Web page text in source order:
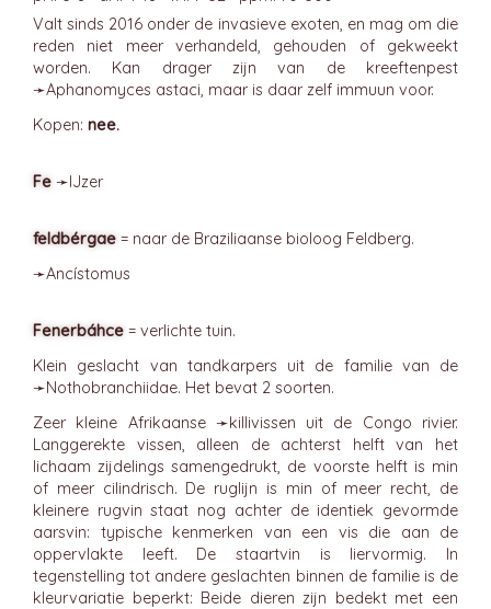
Valt sinds 2016 onder de invasieve exoten, en mag om die
reden niet meer verhandeld, gehouden of gekweekt
worden. Kan drager zijn van de kreeftenpest
➛Aphanomyces astaci, maar is daar zelf immuun voor.
Kopen: nee.
Fe ➛IJzer
feldbérgae = naar de Braziliaanse bioloog Feldberg.
➛Ancístomus
Fenerbáhce = verlichte tuin.
Klein geslacht van tandkarpers uit de familie van de
➛Nothobranchiidae. Het bevat 2 soorten.
Zeer kleine Afrikaanse ➛killivissen uit de Congo rivier.
Langgerekte vissen, alleen de achterst helft van het
lichaam zijdelings samengedrukt, de voorste helft is min
of meer cilindrisch. De ruglijn is min of meer recht, de
kleinere rugvin staat nog achter de identiek gevormde
aarsvin: typische kenmerken van een vis die aan de
oppervlakte leeft. De staartvin is liervormig. In
tegenstelling tot andere geslachten binnen de familie is de
kleurvariatie beperkt: Beide dieren zijn bedekt met een